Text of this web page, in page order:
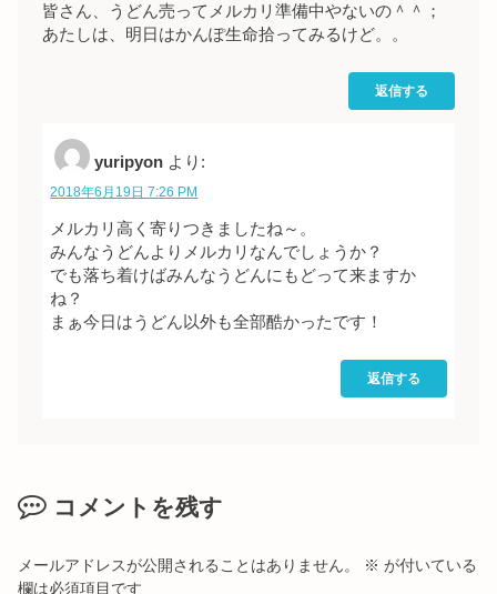
皆さん、うどん売ってメルカリ準備中やないの＾＾；
あたしは、明日はかんぽ生命拾ってみるけど。。
返信する
yuripyon より:
2018年6月19日 7:26 PM
メルカリ高く寄りつきましたね～。
みんなうどんよりメルカリなんでしょうか？
でも落ち着けばみんなうどんにもどって来ますか
ね？
まぁ今日はうどん以外も全部酷かったです！
返信する
コメントを残す
メールアドレスが公開されることはありません。 ※ が付いている
欄は必須項目です